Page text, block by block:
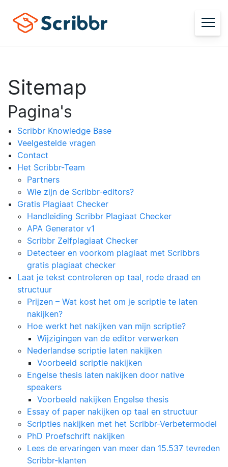
Sitemap
Pagina's
Scribbr Knowledge Base
Veelgestelde vragen
Contact
Het Scribbr-Team
Partners
Wie zijn de Scribbr-editors?
Gratis Plagiaat Checker
Handleiding Scribbr Plagiaat Checker
APA Generator v1
Scribbr Zelfplagiaat Checker
Detecteer en voorkom plagiaat met Scribbrs
gratis plagiaat checker
Laat je tekst controleren op taal, rode draad en
structuur
Prijzen – Wat kost het om je scriptie te laten
nakijken?
Hoe werkt het nakijken van mijn scriptie?
Wijzigingen van de editor verwerken
Nederlandse scriptie laten nakijken
Voorbeeld scriptie nakijken
Engelse thesis laten nakijken door native
speakers
Voorbeeld nakijken Engelse thesis
Essay of paper nakijken op taal en structuur
Scripties nakijken met het Scribbr-Verbetermodel
PhD Proefschrift nakijken
Lees de ervaringen van meer dan 15.537 tevreden
Scribbr-klanten